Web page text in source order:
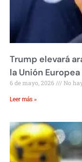
Trump elevará
la Unión Europea
6 de mayo, 2026 No
Leer más »